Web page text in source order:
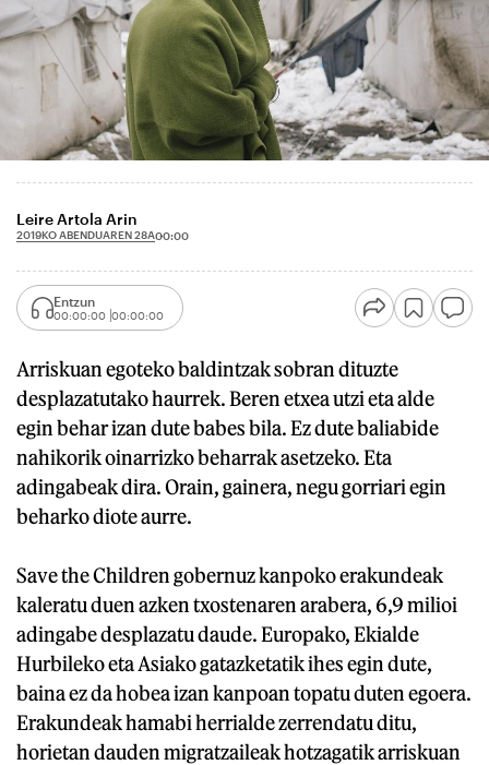
Leire Artola Arin
2019KO ABENDUAREN 28A00:00
Entzun
00:00:00 00:00:00
Arriskuan egoteko baldintzak sobran dituzte
desplazatutako haurrek. Beren etxea utzi eta alde
egin behar izan dute babes bila. Ez dute baliabide
nahikorik oinarrizko beharrak asetzeko. Eta
adingabeak dira. Orain, gainera, negu gorriari egin
beharko diote aurre.
Save the Children gobernuz kanpoko erakundeak
kaleratu duen azken txostenaren arabera, 6,9 milioi
adingabe desplazatu daude. Europako, Ekialde
Hurbileko eta Asiako gatazketatik ihes egin dute,
baina ez da hobea izan kanpoan topatu duten egoera.
Erakundeak hamabi herrialde zerrendatu ditu,
horietan dauden migratzaileak hotzagatik arriskuan